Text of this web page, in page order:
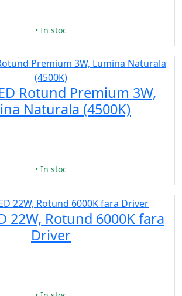
• In stoc
Rotund Premium 3W,
Naturala (4500K)
• In stoc
22W, Rotund 6000K fara
Driver